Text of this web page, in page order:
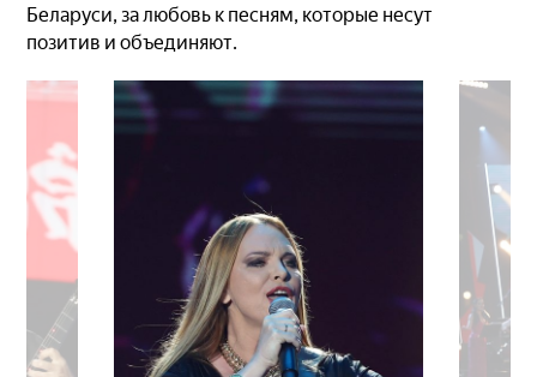
Беларуси, за любовь к песням, которые несут
позитив и объединяют.